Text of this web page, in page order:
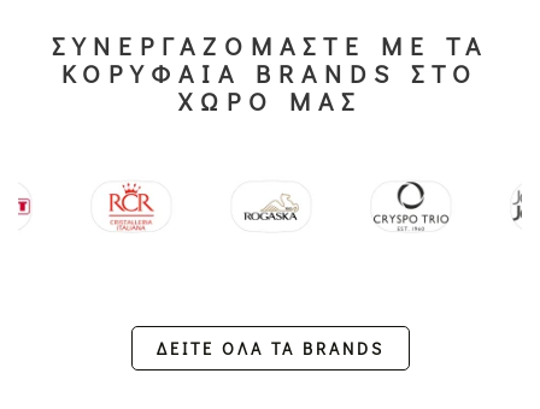
ΣΥΝΕΡΓΑΖΟΜΑΣΤΕ ΜΕ ΤΑ
ΚΟΡΥΦΑΙΑ BRANDS ΣΤΟ
ΧΩΡΟ ΜΑΣ
ΔΕΙΤΕ ΟΛΑ ΤΑ BRANDS